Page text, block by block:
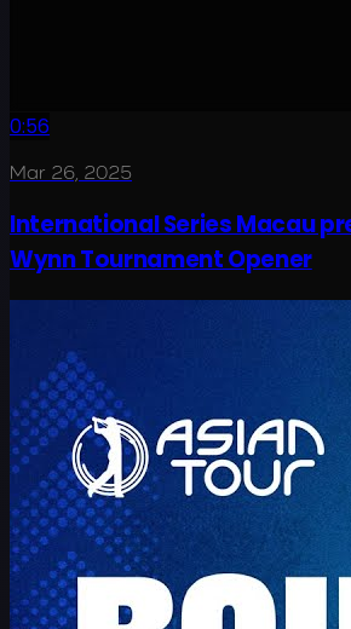
0:56
Mar 26, 2025
International Series Macau
Wynn Tournament Opener